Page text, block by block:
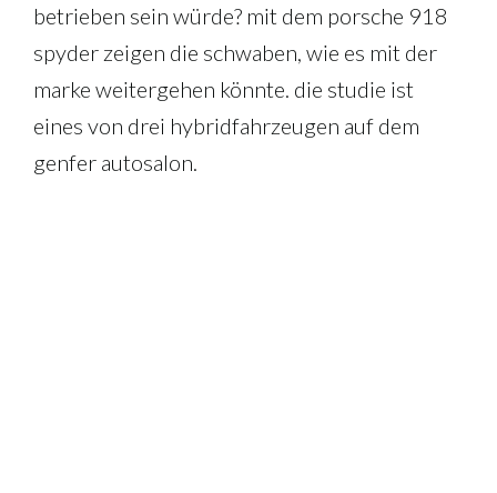
betrieben sein würde? mit dem porsche 918
spyder zeigen die schwaben, wie es mit der
marke weitergehen könnte. die studie ist
eines von drei hybridfahrzeugen auf dem
genfer autosalon.